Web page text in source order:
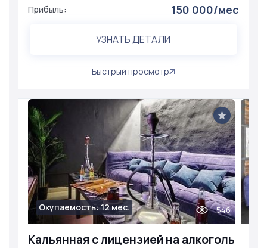
Прибыль: 150 000/мес
УЗНАТЬ ДЕТАЛИ
Быстрый просмотр
Кальянная с лицензией на алкоголь
Окупаемость: 12 мес. 546